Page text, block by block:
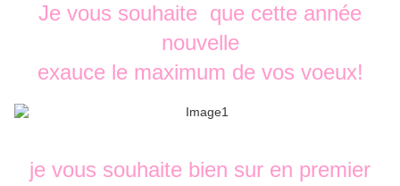
Je vous souhaite que cette année
nouvelle
exauce le maximum de vos voeux!
je vous souhaite bien sur en premier